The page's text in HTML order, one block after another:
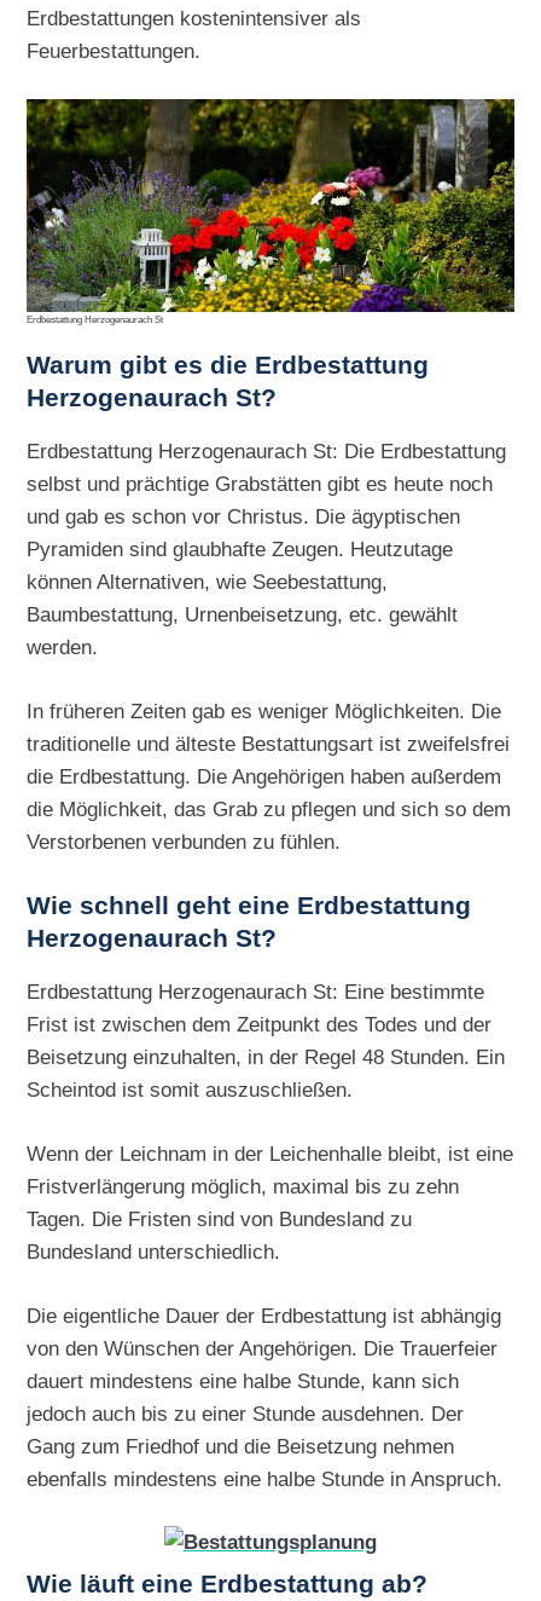
Erdbestattungen kostenintensiver als
Feuerbestattungen.
Erdbestattung Herzogenaurach St
Warum gibt es die Erdbestattung
Herzogenaurach St?
Erdbestattung Herzogenaurach St: Die Erdbestattung
selbst und prächtige Grabstätten gibt es heute noch
und gab es schon vor Christus. Die ägyptischen
Pyramiden sind glaubhafte Zeugen. Heutzutage
können Alternativen, wie Seebestattung,
Baumbestattung, Urnenbeisetzung, etc. gewählt
werden.
In früheren Zeiten gab es weniger Möglichkeiten. Die
traditionelle und älteste Bestattungsart ist zweifelsfrei
die Erdbestattung. Die Angehörigen haben außerdem
die Möglichkeit, das Grab zu pflegen und sich so dem
Verstorbenen verbunden zu fühlen.
Wie schnell geht eine Erdbestattung
Herzogenaurach St?
Erdbestattung Herzogenaurach St: Eine bestimmte
Frist ist zwischen dem Zeitpunkt des Todes und der
Beisetzung einzuhalten, in der Regel 48 Stunden. Ein
Scheintod ist somit auszuschließen.
Wenn der Leichnam in der Leichenhalle bleibt, ist eine
Fristverlängerung möglich, maximal bis zu zehn
Tagen. Die Fristen sind von Bundesland zu
Bundesland unterschiedlich.
Die eigentliche Dauer der Erdbestattung ist abhängig
von den Wünschen der Angehörigen. Die Trauerfeier
dauert mindestens eine halbe Stunde, kann sich
jedoch auch bis zu einer Stunde ausdehnen. Der
Gang zum Friedhof und die Beisetzung nehmen
ebenfalls mindestens eine halbe Stunde in Anspruch.
Wie läuft eine Erdbestattung ab?